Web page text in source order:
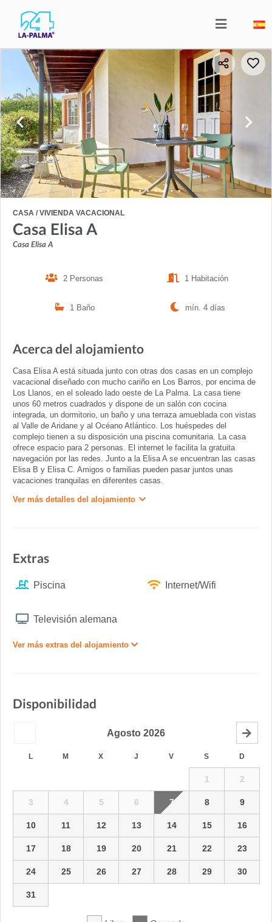
CASA / VIVIENDA VACACIONAL
Casa Elisa A
Casa Elisa A
2 Personas 1 Habitación
1 Baño mín. 4 días
Acerca del alojamiento
Casa Elisa A está situada junto con otras dos casas en un complejo
vacacional diseñado con mucho cariño en Los Barros, por encima de
Los Llanos, en el soleado lado oeste de La Palma. La casa tiene
unos 60 metros cuadrados y dispone de un salón con cocina
integrada, un dormitorio, un baño y una terraza amueblada con vistas
al Valle de Aridane y al Océano Atlántico. Los huéspedes del
complejo tienen a su disposición una piscina comunitaria. La casa
ofrece espacio para 2 personas. El internet le facilita la gratuita
navegación por las redes. Junto a la Elisa A se encuentran las casas
Elisa B y Elisa C. Amigos o familias pueden pasar juntos unas
vacaciones tranquilas en diferentes casas.
Ver más detalles del alojamiento
Extras
Piscina Internet/Wifi
Televisión alemana
Ver más extras del alojamiento
Disponibilidad
Agosto 2026
L M X J V S D
1 2
3 4 5 6 7 8 9
10 11 12 13 14 15 16
17 18 19 20 21 22 23
24 25 26 27 28 29 30
31